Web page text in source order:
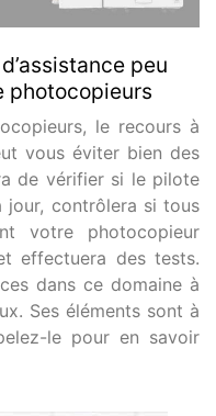
peu
photocopieurs
le recours à
vous éviter bien des
de vérifier si le pilote
jour, contrôlera si tous
votre photocopieur
effectuera des tests.
dans ce domaine à
Ses éléments sont à
le pour en savoir